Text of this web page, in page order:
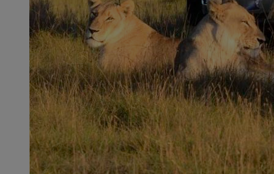
Rejsekalender
Individuelle rejser
Kulturrejser
Naturrejser og safari
Ekspeditionsrejser